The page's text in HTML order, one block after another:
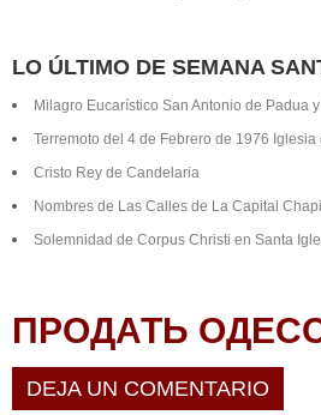
LO ÚLTIMO DE SEMANA
Milagro Eucarístico San Antonio de Padua
Terremoto del 4 de Febrero de 1976 Iglesia
Cristo Rey de Candelaria
Nombres de Las Calles de La Capital
Solemnidad de Corpus Christi en Santa
ПРОДАТЬ
DEJA UN COMENTARIO